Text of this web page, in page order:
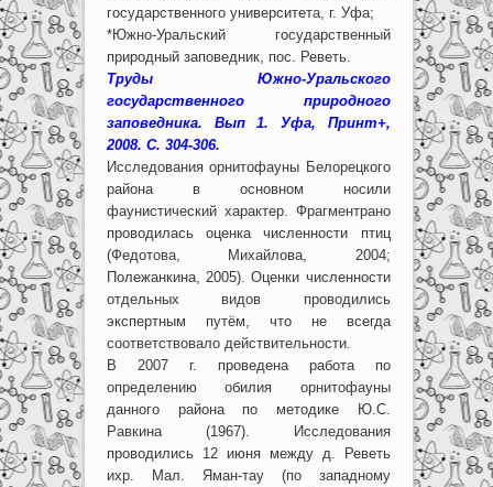
государственного университета, г. Уфа;
*Южно-Уральский государственный
природный заповедник, пос. Реветь.
Труды Южно-Уральского
государственного природного
заповедника. Вып 1. Уфа, Принт+,
2008. С. 304-306.
Исследования орнитофауны Белорецкого
района в основном носили
фаунистический характер. Фрагментрано
проводилась оценка численности птиц
(Федотова, Михайлова, 2004;
Полежанкина, 2005). Оценки численности
отдельных видов проводились
экспертным путём, что не всегда
соответствовало действительности.
В 2007 г. проведена работа по
определению обилия орнитофауны
данного района по методике Ю.С.
Равкина (1967). Исследования
проводились 12 июня между д. Реветь
ихр. Мал. Яман-тау (по западному